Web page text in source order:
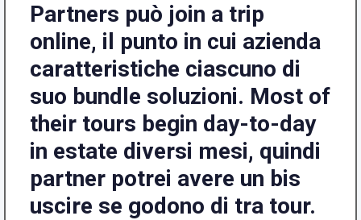
Partners può join a trip
online, il punto in cui azienda
caratteristiche ciascuno di
suo bundle soluzioni. Most of
their tours begin day-to-day
in estate diversi mesi, quindi
partner potrei avere un bis
uscire se godono di tra tour.